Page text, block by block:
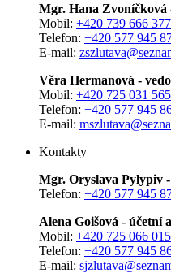
Mgr. Hana Zvoníčková
Mobil: +420 739 666 377
Telefon: +420 577 945
E-mail:
Věra Hermanová -
Mobil: +420 725 031 565
Telefon: +420 577 945
E-mail:
Kontakty
Mgr. Oryslava Pylypiv
Telefon: +420 577 945
Alena Goišová - účetní
Mobil: +420 725 066 015
Telefon: +420 577 945
E-mail: